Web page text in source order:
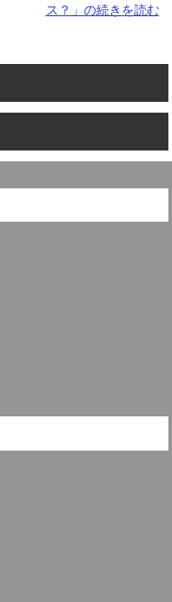
ス？」の続きを読む